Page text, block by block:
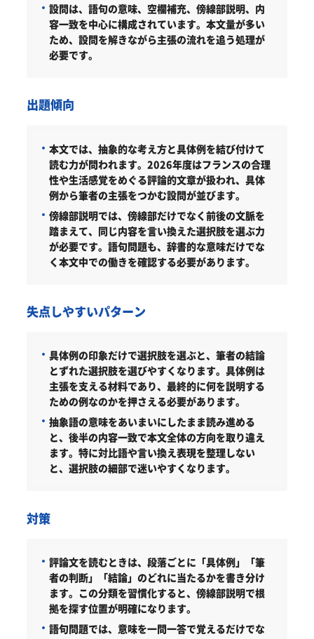
設問は、語句の意味、空欄補充、傍線部説明、内
容一致を中心に構成されています。本文量が多い
ため、設問を解きながら主張の流れを追う処理が
必要です。
出題傾向
本文では、抽象的な考え方と具体例を結び付けて
読む力が問われます。2026年度はフランスの合理
性や生活感覚をめぐる評論的文章が扱われ、具体
例から筆者の主張をつかむ設問が並びます。
傍線部説明では、傍線部だけでなく前後の文脈を
踏まえて、同じ内容を言い換えた選択肢を選ぶ力
が必要です。語句問題も、辞書的な意味だけでな
く本文中での働きを確認する必要があります。
失点しやすいパターン
具体例の印象だけで選択肢を選ぶと、筆者の結論
とずれた選択肢を選びやすくなります。具体例は
主張を支える材料であり、最終的に何を説明する
ための例なのかを押さえる必要があります。
抽象語の意味をあいまいにしたまま読み進める
と、後半の内容一致で本文全体の方向を取り違え
ます。特に対比語や言い換え表現を整理しない
と、選択肢の細部で迷いやすくなります。
対策
評論文を読むときは、段落ごとに「具体例」「筆
者の判断」「結論」のどれに当たるかを書き分け
ます。この分類を習慣化すると、傍線部説明で根
拠を探す位置が明確になります。
語句問題では、意味を一問一答で覚えるだけでな